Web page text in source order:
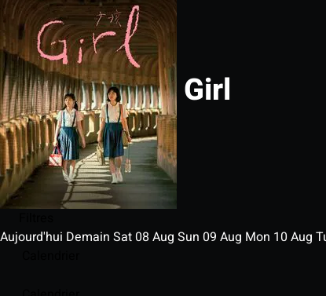
Girl
Aujourd'hui Demain Sat 08 Aug Sun 09 Aug Mon 10 Aug